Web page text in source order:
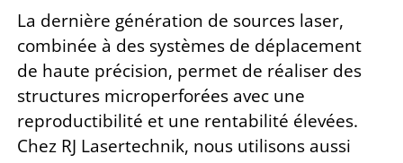
La dernière génération de sources laser,
combinée à des systèmes de déplacement
de haute précision, permet de réaliser des
structures microperforées avec une
reproductibilité et une rentabilité élevées.
Chez RJ Lasertechnik, nous utilisons aussi